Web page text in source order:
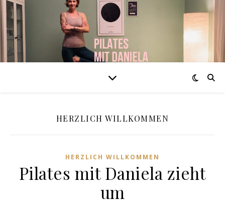
HERZLICH WILLKOMMEN
HERZLICH WILLKOMMEN
Pilates mit Daniela zieht
um